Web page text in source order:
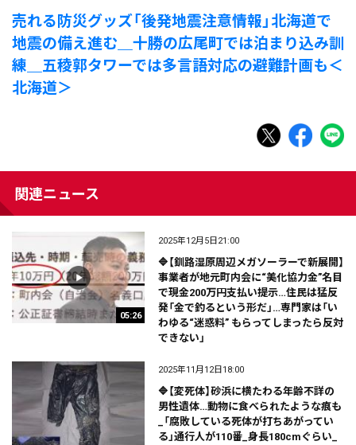
売れる防災グッズ「後発地震注意情報」北海道で
地震の備え進む＿十勝の広尾町では泊まり込み訓
練＿五稜郭タワーでは多言語対応の避難計画も＜
北海道＞
関連ニュース
05:26
2025年12月5日21:00
🔷【釧路湿原周辺メガソーラーで新展開】
事業者が地元町内会に“美化協力金”名目
で現金200万円支払い提示…住民は猛反
発「金で釣るという形だ」…専門家は「い
わゆる“迷惑料” もらってしまったら反対
できない」
2025年11月12日18:00
🔷【変死体】砂浜に横たわる年齢不詳の
男性遺体…動物に食べられたような痕も
_「腐敗している死体が打ちあがってい
る」通行人が110番_身長180cmぐらい_